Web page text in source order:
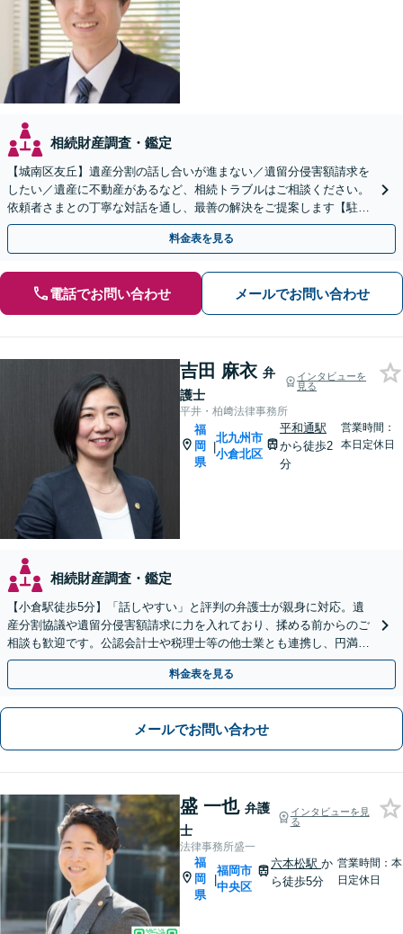
相続財産調査・鑑定
【城南区友丘】遺産分割の話し合いが進まない／遺留分侵害額請求を
したい／遺産に不動産があるなど、相続トラブルはご相談ください。
依頼者さまとの丁寧な対話を通し、最善の解決をご提案します【駐車
場あり】【バス停目の前】
料金表を見る
電話でお問い合わせ メールでお問い合わせ
吉田 麻衣 弁
護士
インタビューを
見る
平井・柏﨑法律事務所
福
岡
県
|
北九州市
小倉北区
平和通駅
から徒歩2
分
営業時間：
本日定休日
相続財産調査・鑑定
【小倉駅徒歩5分】「話しやすい」と評判の弁護士が親身に対応。遺
産分割協議や遺留分侵害額請求に力を入れており、揉める前からのご
相談も歓迎です。公認会計士や税理士等の他士業とも連携し、円満な
解決を全力でサポートいたします。まずはご相談ください。
料金表を見る
メールでお問い合わせ
盛 一也 弁護
士
インタビューを見
る
法律事務所盛一
福
岡
県
|
福岡市
中央区
六本松駅か
ら徒歩5分
営業時間：本
日定休日